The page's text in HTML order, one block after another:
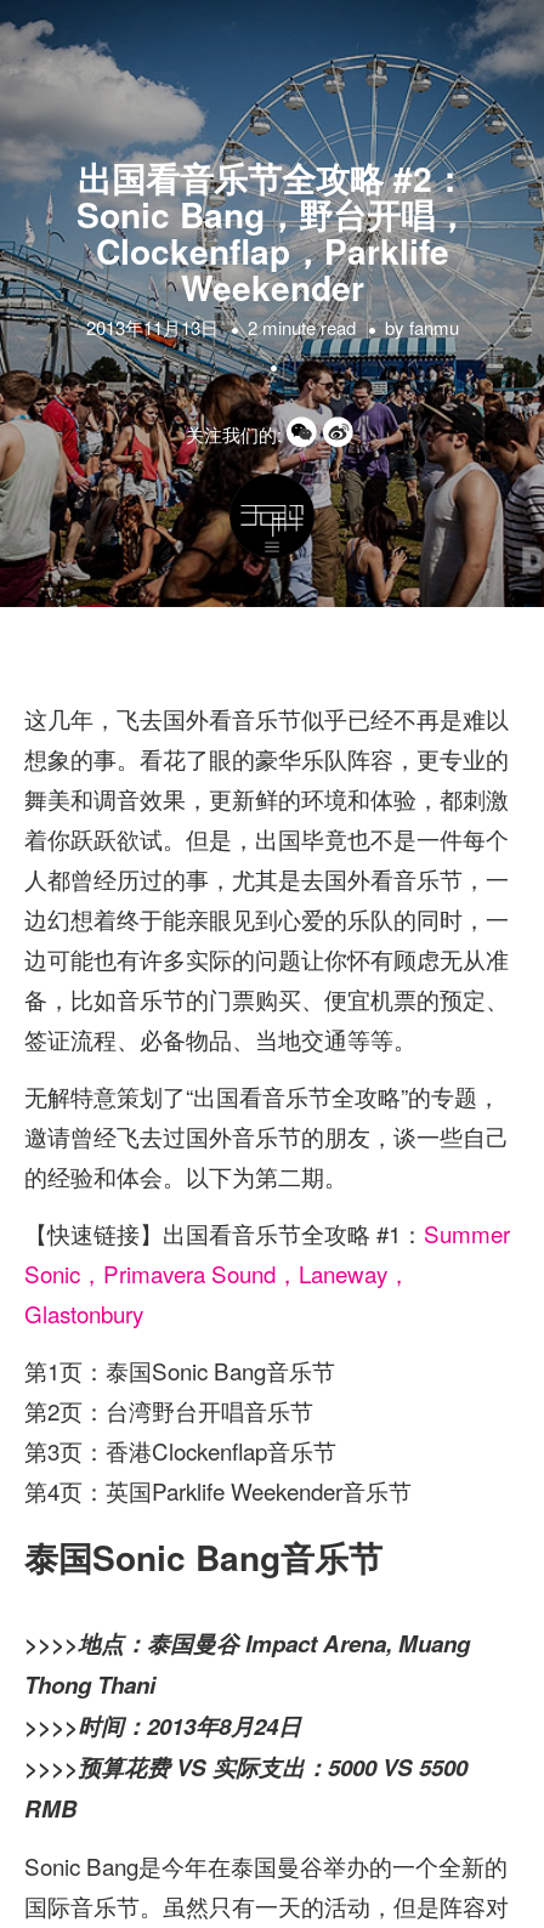
出国看音乐节全攻略 #2：
Sonic Bang，野台开唱，
Clockenflap，Parklife
Weekender
2013年11月13日 2 minute read by fanmu
关注我们的:
这几年，飞去国外看音乐节似乎已经不再是难以
想象的事。看花了眼的豪华乐队阵容，更专业的
舞美和调音效果，更新鲜的环境和体验，都刺激
着你跃跃欲试。但是，出国毕竟也不是一件每个
人都曾经历过的事，尤其是去国外看音乐节，一
边幻想着终于能亲眼见到心爱的乐队的同时，一
边可能也有许多实际的问题让你怀有顾虑无从准
备，比如音乐节的门票购买、便宜机票的预定、
签证流程、必备物品、当地交通等等。
无解特意策划了“出国看音乐节全攻略”的专题，
邀请曾经飞去过国外音乐节的朋友，谈一些自己
的经验和体会。以下为第二期。
【快速链接】出国看音乐节全攻略 #1： Summer
Sonic，Primavera Sound，Laneway，
Glastonbury
第1页：泰国Sonic Bang音乐节
第2页：台湾野台开唱音乐节
第3页：香港Clockenflap音乐节
第4页：英国Parklife Weekender音乐节
泰国Sonic Bang音乐节
>>>>地点：泰国曼谷 Impact Arena, Muang
Thong Thani
>>>>时间：2013年8月24日
>>>>预算花费 VS 实际支出：5000 VS 5500
RMB
Sonic Bang是今年在泰国曼谷举办的一个全新的
国际音乐节。虽然只有一天的活动，但是阵容对